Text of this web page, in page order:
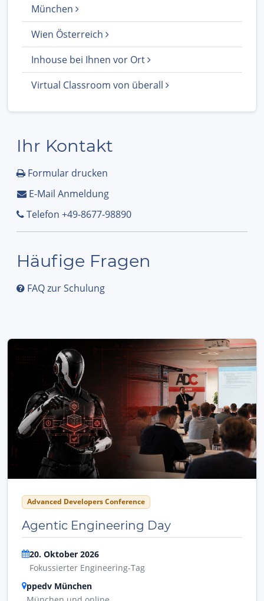
München
Wien Österreich
Inhouse bei Ihnen vor Ort
Virtual Classroom von überall
Ihr Kontakt
Formular drucken
E-Mail Anmeldung
Telefon +49-8677-98890
Häufige Fragen
FAQ zur Schulung
Advanced Developers Conference
Agentic Engineering Day
20. Oktober 2026
Fokussierter Engineering-Tag
ppedv München